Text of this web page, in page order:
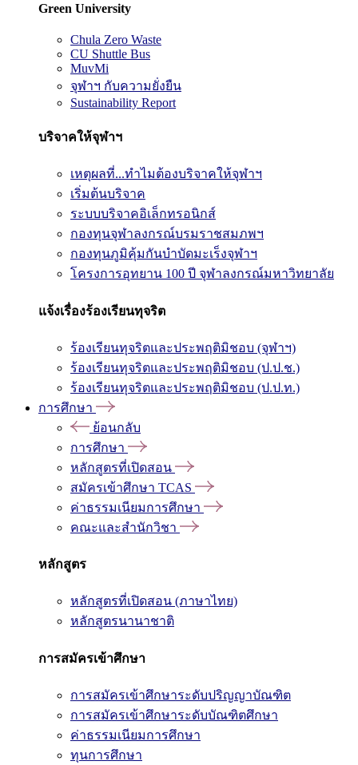
Green University
Chula Zero Waste
CU Shuttle Bus
MuvMi
จุฬาฯ กับความยั่งยืน
Sustainability Report
บริจาคให้จุฬาฯ
เหตุผลที่...ทำไมต้องบริจาคให้จุฬาฯ
เริ่มต้นบริจาค
ระบบบริจาคอิเล็กทรอนิกส์
กองทุนจุฬาลงกรณ์บรมราชสมภพฯ
กองทุนภูมิคุ้มกันบำบัดมะเร็งจุฬาฯ
โครงการอุทยาน 100 ปี จุฬาลงกรณ์มหาวิทยาลัย
แจ้งเรื่องร้องเรียนทุจริต
ร้องเรียนทุจริตและประพฤติมิชอบ (จุฬาฯ)
ร้องเรียนทุจริตและประพฤติมิชอบ (ป.ป.ช.)
ร้องเรียนทุจริตและประพฤติมิชอบ (ป.ป.ท.)
การศึกษา
ย้อนกลับ
การศึกษา
หลักสูตรที่เปิดสอน
สมัครเข้าศึกษา TCAS
ค่าธรรมเนียมการศึกษา
คณะและสำนักวิชา
หลักสูตร
หลักสูตรที่เปิดสอน (ภาษาไทย)
หลักสูตรนานาชาติ
การสมัครเข้าศึกษา
การสมัครเข้าศึกษาระดับปริญญาบัณฑิต
การสมัครเข้าศึกษาระดับบัณฑิตศึกษา
ค่าธรรมเนียมการศึกษา
ทุนการศึกษา